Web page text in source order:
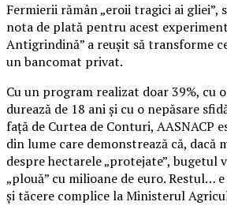
Fermierii rămân „eroii tragici ai gliei”,
nota de plată pentru acest
Antigrindină” a reușit să transforme
un bancomat privat.
Cu un program realizat doar 39%, cu
durează de 18 ani și cu o nepăsare
față de Curtea de Conturi, AASNACP
din lume care demonstrează că, dacă
despre hectarele „protejate”, bugetul
„plouă” cu milioane de euro. Restul…
și tăcere complice la Ministerul